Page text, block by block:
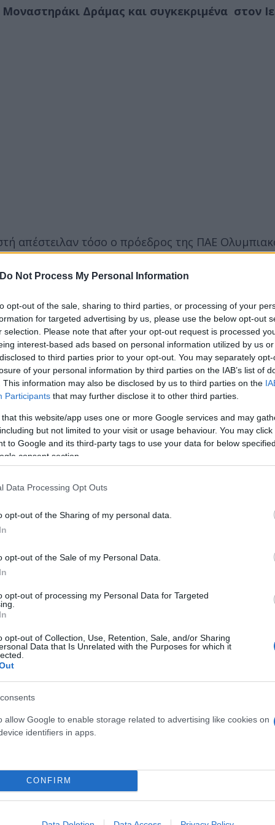
Do Not Process My Personal Information
opt-out of the sale, sharing to third parties, or processing of your
for targeted advertising by us, please use the below opt-out
selection. Please note that after your opt-out request is processed
interest-based ads based on personal information utilized by us
to third parties prior to your opt-out. You may separately
of your personal information by third parties on the IAB’s list of
This information may also be disclosed by us to third parties on the
Participants that may further disclose it to other third parties.
that this website/app uses one or more Google services and may
but not limited to your visit or usage behaviour. You may
to Google and its third-party tags to use your data for below
consent section.
Data Processing Opt Outs
opt-out of the Sharing of my personal data.
opt-out of the Sale of my Personal Data.
opt-out of processing my Personal Data for Targeted
opt-out of Collection, Use, Retention, Sale, and/or Sharing
Data that Is Unrelated with the Purposes for which it
allow Google to enable storage related to advertising like cookies on
identifiers in apps.
CONFIRM
Δράμας και συγκεκριμένα στον
απέστειλαν τόσο ο πρόεδρος της ΠΑΕ
όσο και ο Σύνδεσμος Βετεράνων
Δράμας.
την Ξάνθη και την Εθνική Ελλάδας,
Σιόβας και ο Σπύρος Βάλλας.
ακολουθία